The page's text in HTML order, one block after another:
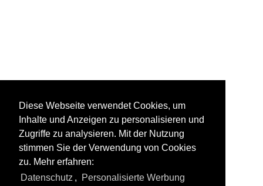
Diese Webseite verwendet Cookies, um
Inhalte und Anzeigen zu personalisieren und
Zugriffe zu analysieren. Mit der Nutzung
stimmen Sie der Verwendung von Cookies
zu. Mehr erfahren:
Datenschutz , Personalisierte Werbung